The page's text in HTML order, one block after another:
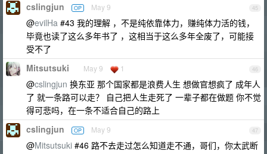
45
cslingjun OP May 9
@evilHa #43 我的理解 ，不是纯依靠体力，赚纯体力活的钱，
毕竟也读了这么多年书了 ，这相当于这么多年全废了，可能接
受不了
46
Mitsutsuki May 9 1
@cslingjun 换东亚 那个国家都是浪费人生 想做官想疯了 成年人
了 就一条路可以走？ 自己把人生走死了 一辈子都在做题 你不觉
得可悲吗，在一条不适合自己的路上
47
cslingjun OP May 9
@Mitsutsuki #46 路不去走过怎么知道走不通，哥们，你太武断